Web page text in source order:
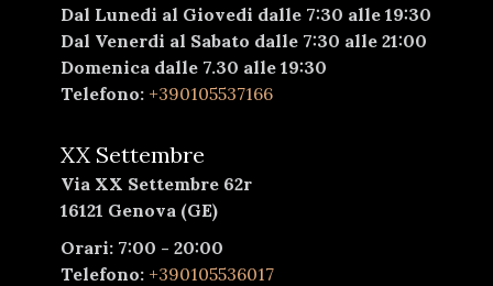
Dal Lunedi al Giovedi dalle 7:30 alle 19:30
Dal Venerdi al Sabato dalle 7:30 alle 21:00
Domenica dalle 7.30 alle 19:30
Telefono: +390105537166
XX Settembre
Via XX Settembre 62r
16121 Genova (GE)
Orari: 7:00 - 20:00
Telefono: +390105536017